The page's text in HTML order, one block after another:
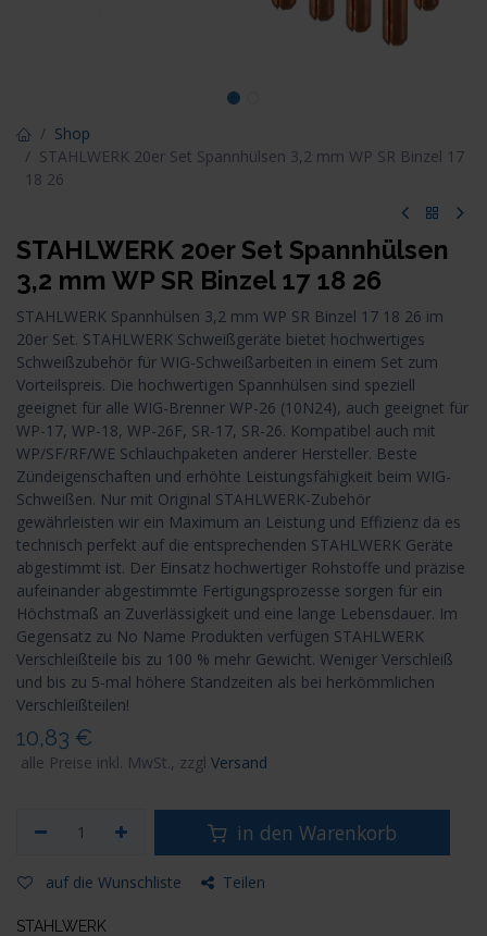
Shop
STAHLWERK 20er Set Spannhülsen 3,2 mm WP SR Binzel 17
18 26
STAHLWERK 20er Set Spannhülsen
3,2 mm WP SR Binzel 17 18 26
STAHLWERK Spannhülsen 3,2 mm WP SR Binzel 17 18 26 im
20er Set. STAHLWERK Schweißgeräte bietet hochwertiges
Schweißzubehör für WIG-Schweißarbeiten in einem Set zum
Vorteilspreis. Die hochwertigen Spannhülsen sind speziell
geeignet für alle WIG-Brenner WP-26 (10N24), auch geeignet für
WP-17, WP-18, WP-26F, SR-17, SR-26. Kompatibel auch mit
WP/SF/RF/WE Schlauchpaketen anderer Hersteller. Beste
Zündeigenschaften und erhöhte Leistungsfähigkeit beim WIG-
Schweißen. Nur mit Original STAHLWERK-Zubehör
gewährleisten wir ein Maximum an Leistung und Effizienz da es
technisch perfekt auf die entsprechenden STAHLWERK Geräte
abgestimmt ist. Der Einsatz hochwertiger Rohstoffe und präzise
aufeinander abgestimmte Fertigungsprozesse sorgen für ein
Höchstmaß an Zuverlässigkeit und eine lange Lebensdauer. Im
Gegensatz zu No Name Produkten verfügen STAHLWERK
Verschleißteile bis zu 100 % mehr Gewicht. Weniger Verschleiß
und bis zu 5-mal höhere Standzeiten als bei herkömmlichen
Verschleißteilen!
10,83 €
alle Preise inkl. MwSt., zzgl Versand
in den Warenkorb
auf die Wunschliste Teilen
STAHLWERK